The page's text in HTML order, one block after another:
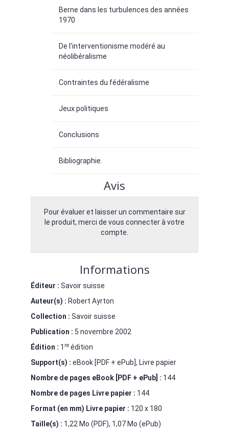
Berne dans les turbulences des années
1970
De l'interventionisme modéré au
néolibéralisme
Contraintes du fédéralisme
Jeux politiques
Conclusions
Bibliographie.
Avis
Pour évaluer et laisser un commentaire sur
le produit, merci de vous connecter à votre
compte.
Informations
Éditeur : Savoir suisse
Auteur(s) : Robert Ayrton
Collection : Savoir suisse
Publication : 5 novembre 2002
Édition : 1 re édition
Support(s) : eBook [PDF + ePub], Livre papier
Nombre de pages eBook [PDF + ePub] : 144
Nombre de pages Livre papier : 144
Format (en mm) Livre papier : 120 x 180
Taille(s) : 1,22 Mo (PDF), 1,07 Mo (ePub)